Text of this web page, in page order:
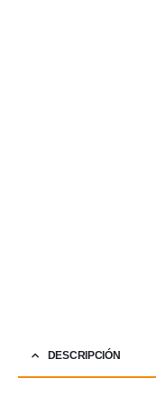
DESCRIPCIÓN